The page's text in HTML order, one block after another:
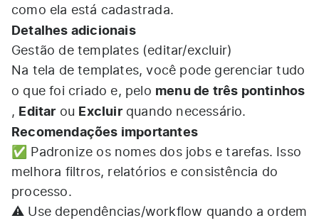
como ela está cadastrada.​
Detalhes adicionais
Gestão de templates (editar/excluir)
Na tela de templates, você pode gerenciar tudo
o que foi criado e, pelo menu de três pontinhos
, Editar ou Excluirquando necessário.​
Recomendações importantes
✅ Padronize os nomes dos jobs e tarefas. Isso
melhora filtros, relatórios e consistência do
processo.​
⚠️ Use dependências/workflow quando a ordem